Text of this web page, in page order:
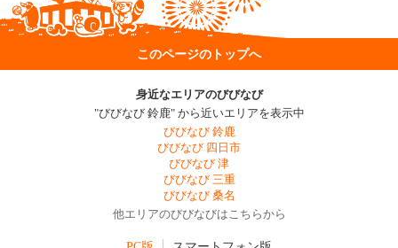
このページのトップへ
身近なエリアのびびなび
"びびなび 鈴鹿" から近いエリアを表示中
びびなび 鈴鹿
びびなび 四日市
びびなび 津
びびなび 三重
びびなび 桑名
他エリアのびびなびはこちらから